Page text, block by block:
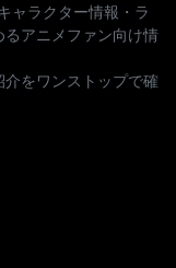
ャラクター情報・ラ
アニメファン向け情
をワンストップで確